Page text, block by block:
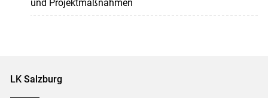
und Projektmaßnahmen
LK Salzburg